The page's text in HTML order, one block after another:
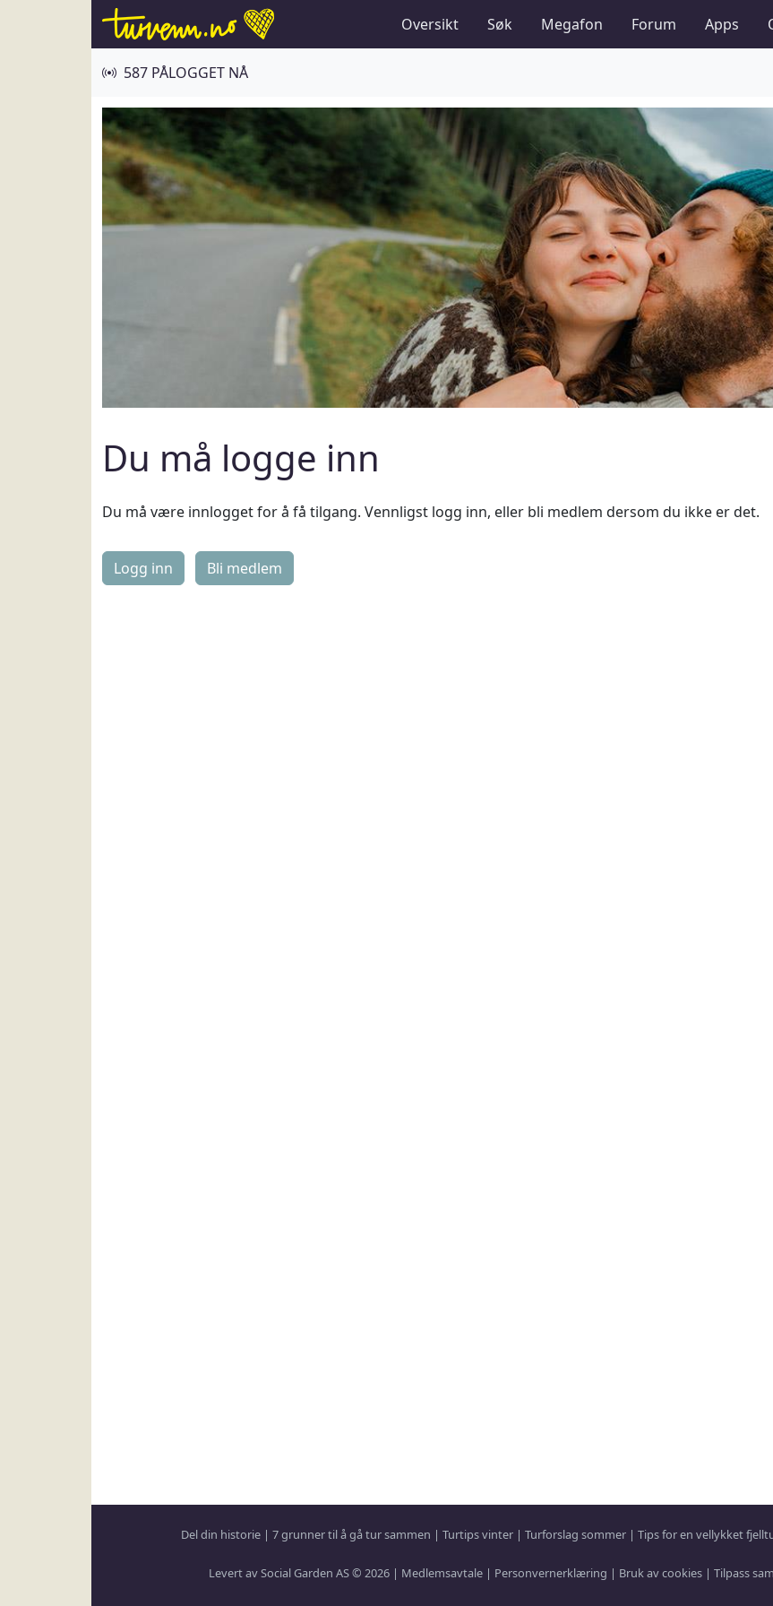
Oversikt Søk Megafon Forum Apps
587 PÅLOGGET NÅ
Du må logge inn
Du må være innlogget for å få tilgang. Vennligst logg inn, eller bli medlem dersom du ikke er det.
Logg inn
Del din historie| 7 grunner til å gå tur sammen | Turtips vinter| Turforslag sommer| Tips for en vellykket
Levert av Social Garden AS © 2026 | Medlemsavtale | Personvernerklæring | Bruk av cookies | Tilpass